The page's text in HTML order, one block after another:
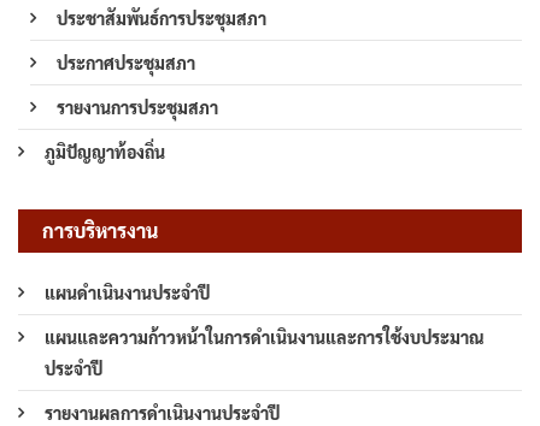
ประชาสัมพันธ์การประชุมสภา
ประกาศประชุมสภา
รายงานการประชุมสภา
ภูมิปัญญาท้องถิ่น
การบริหารงาน
แผนดำเนินงานประจำปี
แผนและความก้าวหน้าในการดำเนินงานและการใช้งบประมาณ
ประจำปี
รายงานผลการดำเนินงานประจำปี